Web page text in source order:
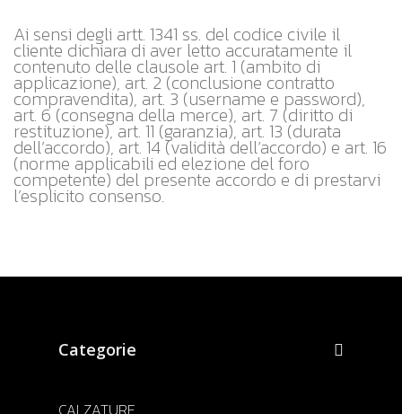
Ai sensi degli artt. 1341 ss. del codice civile il
cliente dichiara di aver letto accuratamente il
contenuto delle clausole art. 1 (ambito di
applicazione), art. 2 (conclusione contratto
compravendita), art. 3 (username e password),
art. 6 (consegna della merce), art. 7 (diritto di
restituzione), art. 11 (garanzia), art. 13 (durata
dell’accordo), art. 14 (validità dell’accordo) e art. 16
(norme applicabili ed elezione del foro
competente) del presente accordo e di prestarvi
l’esplicito consenso.
Categorie
CALZATURE